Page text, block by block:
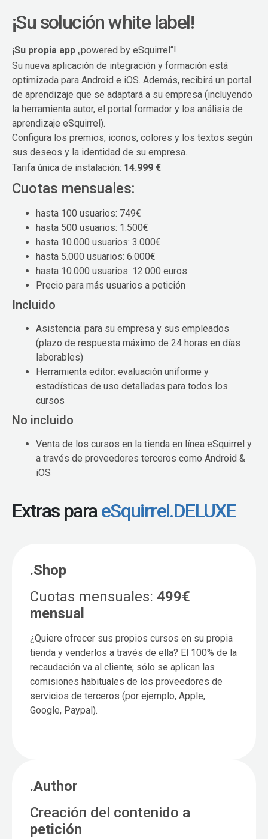
¡Su solución white label!
¡Su propia app „powered by eSquirrel“!
Su nueva aplicación de integración y formación está
optimizada para Android e iOS. Además, recibirá un portal
de aprendizaje que se adaptará a su empresa (incluyendo
la herramienta autor, el portal formador y los análisis de
aprendizaje eSquirrel).
Configura los premios, iconos, colores y los textos según
sus deseos y la identidad de su empresa.
Tarifa única de instalación: 14.999 €
Cuotas mensuales:
hasta 100 usuarios: 749€
hasta 500 usuarios: 1.500€
hasta 10.000 usuarios: 3.000€
hasta 5.000 usuarios: 6.000€
hasta 10.000 usuarios: 12.000 euros
Precio para más usuarios a petición
Incluido
Asistencia: para su empresa y sus empleados
(plazo de respuesta máximo de 24 horas en días
laborables)
Herramienta editor: evaluación uniforme y
estadísticas de uso detalladas para todos los
cursos
No incluido
Venta de los cursos en la tienda en línea eSquirrel y
a través de proveedores terceros como Android &
iOS
Extras paraeSquirrel.DELUXE
.Shop
Cuotas mensuales: 499€
mensual
¿Quiere ofrecer sus propios cursos en su propia
tienda y venderlos a través de ella? El 100% de la
recaudación va al cliente; sólo se aplican las
comisiones habituales de los proveedores de
servicios de terceros (por ejemplo, Apple,
Google, Paypal).
.Author
Creación del contenido a
petición